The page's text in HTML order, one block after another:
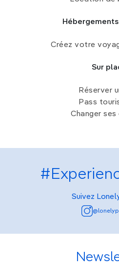
Créez votre
Sur
Réserver
Pass
Changer ses
Suivez